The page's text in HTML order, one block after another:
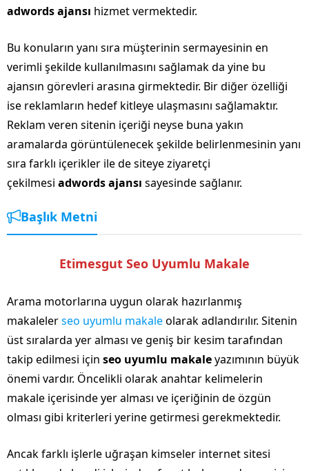
adwords ajansı hizmet vermektedir.
Bu konuların yanı sıra müşterinin sermayesinin en
verimli şekilde kullanılmasını sağlamak da yine bu
ajansın görevleri arasına girmektedir. Bir diğer özelliği
ise reklamların hedef kitleye ulaşmasını sağlamaktır.
Reklam veren sitenin içeriği neyse buna yakın
aramalarda görüntülenecek şekilde belirlenmesinin yanı
sıra farklı içerikler ile de siteye ziyaretçi
çekilmesi adwords ajansı sayesinde sağlanır.
Başlık Metni
Etimesgut Seo Uyumlu Makale
Arama motorlarına uygun olarak hazırlanmış
makalelerseo uyumlu makaleolarak adlandırılır. Sitenin
üst sıralarda yer alması ve geniş bir kesim tarafından
takip edilmesi için seo uyumlu makaleyazımının büyük
önemi vardır. Öncelikli olarak anahtar kelimelerin
makale içerisinde yer alması ve içeriğinin de özgün
olması gibi kriterleri yerine getirmesi gerekmektedir.
Ancak farklı işlerle uğraşan kimseler internet sitesi